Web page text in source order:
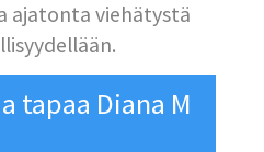
ajatonta viehätystä
tapaa Diana M